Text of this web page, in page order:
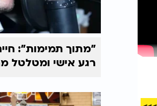
"מתוך תמימות":
רגע אישי ומטלטל